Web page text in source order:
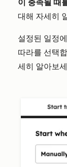
이 충족될 때
대해 자세히
설정된 일정
따라를 선택
세히 알아보